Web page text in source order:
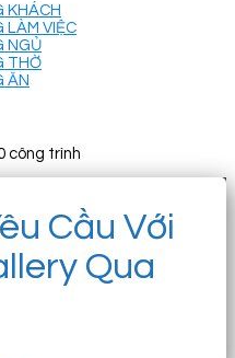
KHÁCH
LÀM VIỆC
NGỦ
THỜ
ĂN
công trình
Cầu Với
Qua